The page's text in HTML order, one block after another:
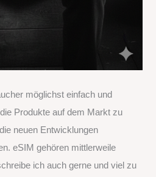
möglichst einfach und
Produkte auf dem Markt zu
neuen Entwicklungen
eSIM gehören mittlerweile
ich auch gerne und viel zu